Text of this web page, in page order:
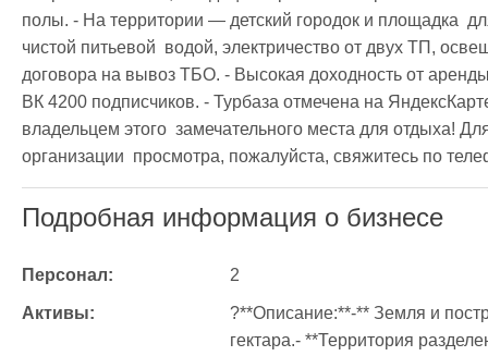
полы. - На территории — детский городок и площадка
чистой питьевой  водой, электричество от двух ТП,
договора на вывоз ТБО. - Высокая доходность от
ВК 4200 подписчиков. - Турбаза отмечена на
владельцем этого  замечательного места для отдыха!
организации  просмотра, пожалуйста, свяжитесь по
Подробная информация о бизнесе
Персонал: 2
Активы:
?**Описание:**-** Земля и
гектара.- **Территория